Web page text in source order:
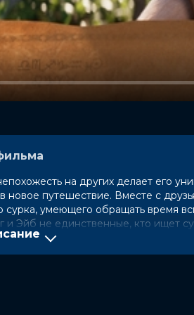
на других делает его
в новое путешествие. Вместе с
сурка, умеющего обращать время
и Эйб не единственные, кто ищет
8.1/ 10 (17 071 голос)
Лайла Берзиньш, Джо Охман,